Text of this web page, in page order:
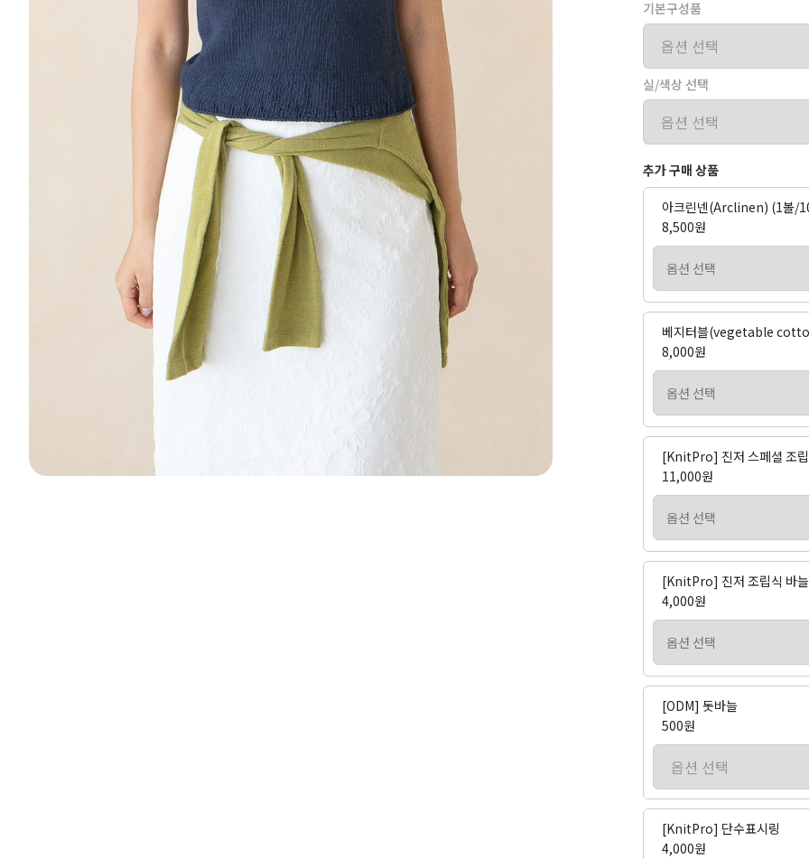
기본구성품
실/색상 선택
추가 구매 상품
아크린넨(Arclinen) (1볼/
8,500원
베지터블(vegetable
8,000원
[KnitPro] 진저 스페셜 조
11,000원
[KnitPro] 진저 조립식 바
4,000원
[ODM] 돗바늘
500원
[KnitPro] 단수표시링
4,000원